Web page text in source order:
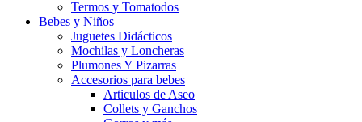
Termos y Tomatodos
Bebes y Niños
Juguetes Didácticos
Mochilas y Loncheras
Plumones Y Pizarras
Accesorios para bebes
Articulos de Aseo
Collets y Ganchos